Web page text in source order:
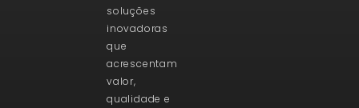
soluções
inovadoras
que
acrescentam
valor,
qualidade e